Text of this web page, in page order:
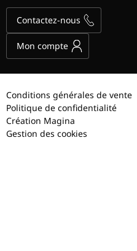
Contactez-nous
Mon compte
Conditions générales de vente
Politique de confidentialité
Création Magina
Gestion des cookies